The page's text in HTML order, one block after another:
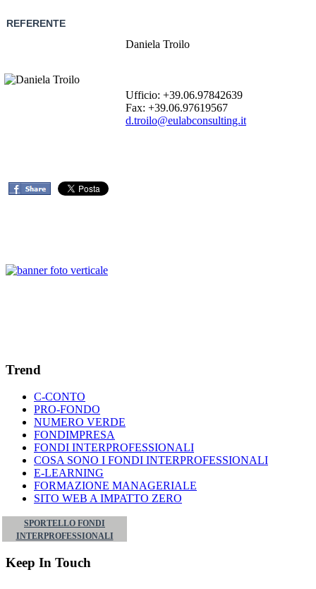
REFERENTE
Daniela Troilo
Ufficio: +39.06.97842639
Fax: +39.06.97619567
d.troilo@eulabconsulting.it
Trend
C-CONTO
PRO-FONDO
NUMERO VERDE
FONDIMPRESA
FONDI INTERPROFESSIONALI
COSA SONO I FONDI INTERPROFESSIONALI
E-LEARNING
FORMAZIONE MANAGERIALE
SITO WEB A IMPATTO ZERO
SPORTELLO FONDI
INTERPROFESSIONALI
Keep In Touch